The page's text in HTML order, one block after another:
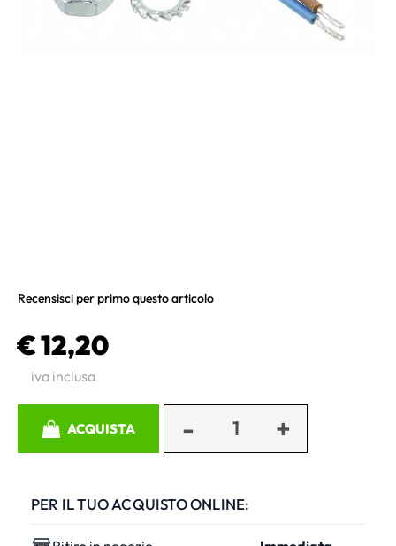
Recensisci per primo questo articolo
€ 12,20
iva inclusa
ACQUISTA
PER IL TUO ACQUISTO ONLINE: